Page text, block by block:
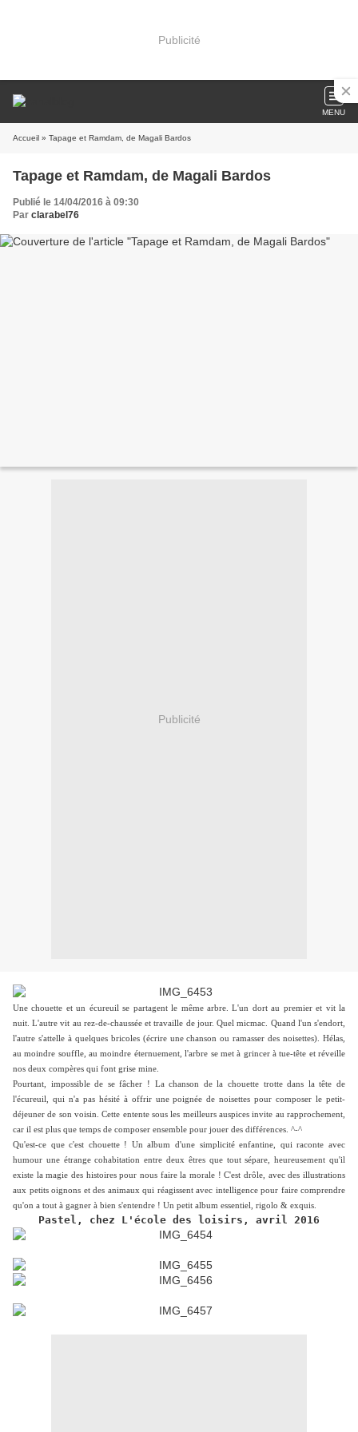
Publicité
MENU
Accueil » Tapage et Ramdam, de Magali Bardos
Tapage et Ramdam, de Magali Bardos
Publié le 14/04/2016 à 09:30
Par clarabel76
Publicité
Une chouette et un écureuil se partagent le même arbre. L'un dort au premier et vit la
nuit. L'autre vit au rez-de-chaussée et travaille de jour. Quel micmac. Quand l'un s'endort,
l'autre s'attelle à quelques bricoles (écrire une chanson ou ramasser des noisettes). Hélas,
au moindre souffle, au moindre éternuement, l'arbre se met à grincer à tue-tête et réveille
nos deux compères qui font grise mine.
Pourtant, impossible de se fâcher ! La chanson de la chouette trotte dans la tête de
l'écureuil, qui n'a pas hésité à offrir une poignée de noisettes pour composer le petit-
déjeuner de son voisin. Cette entente sous les meilleurs auspices invite au rapprochement,
car il est plus que temps de composer ensemble pour jouer des différences. ^-^
Qu'est-ce que c'est chouette ! Un album d'une simplicité enfantine, qui raconte avec
humour une étrange cohabitation entre deux êtres que tout sépare, heureusement qu'il
existe la magie des histoires pour nous faire la morale ! C'est drôle, avec des illustrations
aux petits oignons et des animaux qui réagissent avec intelligence pour faire comprendre
qu'on a tout à gagner à bien s'entendre ! Un petit album essentiel, rigolo & exquis.
Pastel, chez L'école des loisirs, avril 2016